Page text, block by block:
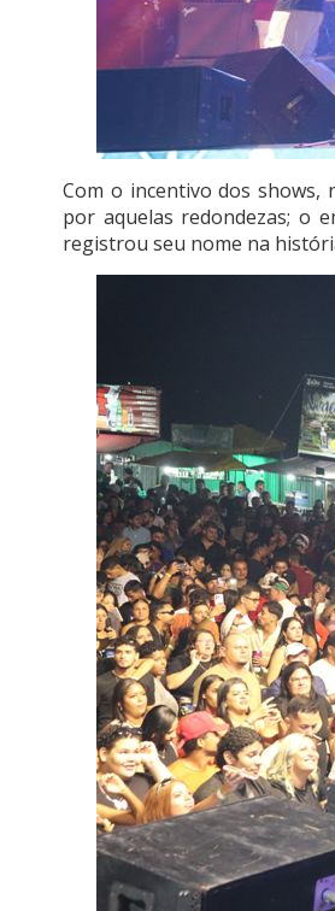
Com o incentivo dos shows,
por aquelas redondezas; o
registrou seu nome na